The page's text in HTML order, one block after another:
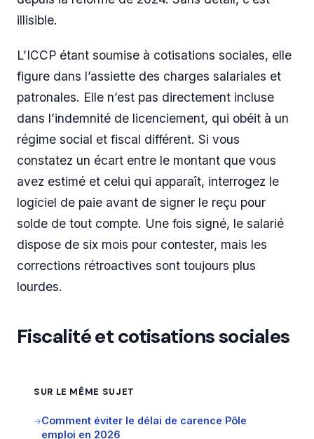
illisible.
L’ICCP étant soumise à cotisations sociales, elle
figure dans l’assiette des charges salariales et
patronales. Elle n’est pas directement incluse
dans l’indemnité de licenciement, qui obéit à un
régime social et fiscal différent. Si vous
constatez un écart entre le montant que vous
avez estimé et celui qui apparaît, interrogez le
logiciel de paie avant de signer le reçu pour
solde de tout compte. Une fois signé, le salarié
dispose de six mois pour contester, mais les
corrections rétroactives sont toujours plus
lourdes.
Fiscalité et cotisations sociales
SUR LE MÊME SUJET
→Comment éviter le délai de carence Pôle
emploi en 2026